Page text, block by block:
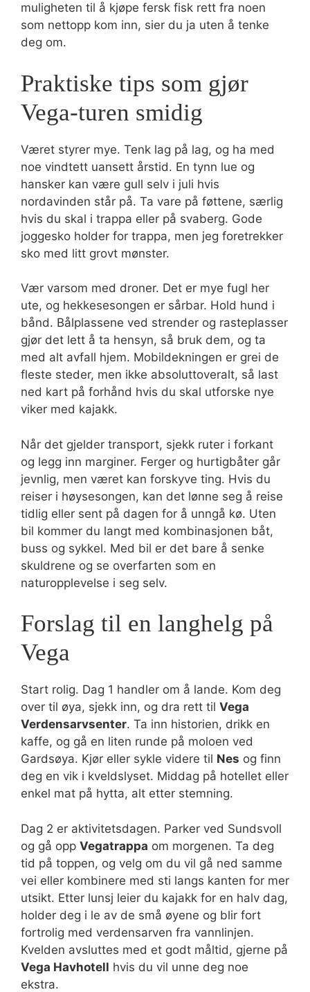
muligheten til å kjøpe fersk fisk rett fra noen
som nettopp kom inn, sier du ja uten å tenke
deg om.
Praktiske tips som gjør
Vega-turen smidig
Været styrer mye. Tenk lag på lag, og ha med
noe vindtett uansett årstid. En tynn lue og
hansker kan være gull selv i juli hvis
nordavinden står på. Ta vare på føttene, særlig
hvis du skal i trappa eller på svaberg. Gode
joggesko holder for trappa, men jeg foretrekker
sko med litt grovt mønster.
Vær varsom med droner. Det er mye fugl her
ute, og hekkesesongen er sårbar. Hold hund i
bånd. Bålplassene ved strender og rasteplasser
gjør det lett å ta hensyn, så bruk dem, og ta
med alt avfall hjem. Mobildekningen er grei de
fleste steder, men ikke absoluttoveralt, så last
ned kart på forhånd hvis du skal utforske nye
viker med kajakk.
Når det gjelder transport, sjekk ruter i forkant
og legg inn marginer. Ferger og hurtigbåter går
jevnlig, men været kan forskyve ting. Hvis du
reiser i høysesongen, kan det lønne seg å reise
tidlig eller sent på dagen for å unngå kø. Uten
bil kommer du langt med kombinasjonen båt,
buss og sykkel. Med bil er det bare å senke
skuldrene og se overfarten som en
naturopplevelse i seg selv.
Forslag til en langhelg på
Vega
Start rolig. Dag 1 handler om å lande. Kom deg
over til øya, sjekk inn, og dra rett til Vega
Verdensarvsenter. Ta inn historien, drikk en
kaffe, og gå en liten runde på moloen ved
Gardsøya. Kjør eller sykle videre til Nes og finn
deg en vik i kveldslyset. Middag på hotellet eller
enkel mat på hytta, alt etter stemning.
Dag 2 er aktivitetsdagen. Parker ved Sundsvoll
og gå opp Vegatrappa om morgenen. Ta deg
tid på toppen, og velg om du vil gå ned samme
vei eller kombinere med sti langs kanten for mer
utsikt. Etter lunsj leier du kajakk for en halv dag,
holder deg i le av de små øyene og blir fort
fortrolig med verdensarven fra vannlinjen.
Kvelden avsluttes med et godt måltid, gjerne på
Vega Havhotell hvis du vil unne deg noe
ekstra.